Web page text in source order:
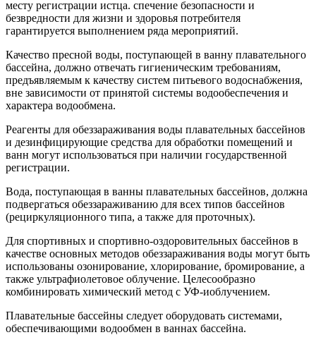
месту регистрации истца. спечение безопасности и
безвредности для жизни и здоровья потребителя
гарантируется выполнением ряда мероприятий.
Качество пресной воды, поступающей в ванну плавательного
бассейна, должно отвечать гигиеническим требованиям,
предъявляемым к качеству систем питьевого водоснабжения,
вне зависимости от принятой системы водообеспечения и
характера водообмена.
Реагенты для обеззараживания воды плавательных бассейнов
и дезинфицирующие средства для обработки помещений и
ванн могут использоваться при наличии государственной
регистрации.
Вода, поступающая в ванны плавательных бассейнов, должна
подвергаться обеззараживанию для всех типов бассейнов
(рециркуляционного типа, а также для проточных).
Для спортивных и спортивно-оздоровительных бассейнов в
качестве основных методов обеззараживания воды могут быть
использованы озонирование, хлорирование, бромирование, а
также ультрафиолетовое облучение. Целесообразно
комбинировать химический метод с УФ-иоблучением.
Плавательные бассейны следует оборудовать системами,
обеспечивающими водообмен в ваннах бассейна.